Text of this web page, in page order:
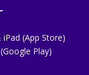
(App Store)
Play)